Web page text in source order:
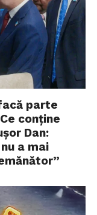
parte
conține
Dan:
a mai